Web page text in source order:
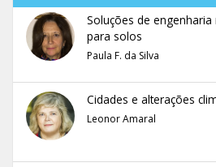
Soluções de
para solos
Paula F. da Silva
Cidades e alterações
Leonor Amaral